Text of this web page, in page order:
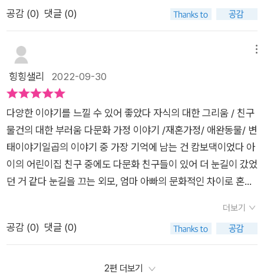
된지 1, 2년 전 쯤이다. 주인공 민우의 자전거에 대한 이야기가 나
새 자전거가 같고 싶었지만 이미 헌 자전거를 타야하는 신세다.
헌자전거지만 뭐든지 뚝딱뚝딱 잘 고치는 아버지 덕분에 성능은
새자전거만큼 좋지만 민우는 그래도 자건거가게에 진열되어있는
멋진 새자전거를 이미 찜 해 놓은 상황이다. 그런데 그 자전거를
글쎄 민우 친구가 떡 허니 타고 오는게 아닌가? 우리 민우..새 자
전거를 탈 수 있을까?나의 초등학교때 모습도 생각나고 우리 아
이들의 마음도 알게 된 것 같다. 야광귀신축구놀이도깨비 이야
기는 정말 언제 들어도 유쾌하고 상상하기 딱 좋다는 생각이 든
다.왜냐면 나쁜사람을 골탕먹이기도 하고 조금은 엉뚱하지만 속
주인공 준모가 정말 아끼는 축구화에 얽힌 이야기 또한 도깨비와
의 일화가 뒤 섞이며 재미를 더해준다.준모는 정말 아끼는 축구화
를 안고 잘 정도로 좋아한다. 그런데 밤에 도깨비가 내 축구화를
탐내다니! 축구화를 가지고 도망간 도깨비를 찾아서 도깨비 나라
도 거들떠 보지 않는 피아노로부터 자신의 모습을 비춰 보게 된
로 이어진 할머니와 유미의 소소한 만남이 매우 포근하게 느껴진
다. 솜사탕의 달콤함이 떠오르는 이 모습이야말로 삶의 소확행이
아닐까. <말랑말랑 자전거>에서는 고장난 것을 버리지 않고
싶은 민우의 간절한 마음이 살포시 와닿는다. 도둑 맞아 망가진
상태로 발견된 기호의 자전거. 이 상황을 대하는 민우의 태도에
기호도 덩달아 힘이 난다. 조금씩 서서히 성장하는 아이들의 모습
을 아주 자릿하다고 표현하고 싶다. 나의 이야기, 너의 이야기
그리고 우리의 이야기에 대한 다양한 생각과 감정을 경험해 볼 수
있는 폭넓은 이 시간. 각양각색의 맛으로 더욱 고조되는 스토리에
서서히 빠져들게 된다. 《고양이 행진곡》으로 여유와 풍요로움이
공감 (0) 댓글 (0)
힝힝샐리 2022-09-30
다양한 이야기를 느낄 수 있어 좋았다 자식의 대한 그리움 / 친구
물건의 대한 부러움 다문화 가정 이야기 /재혼가정/ 애완동물/ 변
태이야기일곱의 이야기 중 가장 기억에 남는 건 캄보댁이었다 아
이의 어린이집 친구 중에도 다문화 친구들이 있어 더 눈길이 갔었
던 거 같다 눈길을 끄는 외모, 엄마 아빠의 문화적인 차이로 혼란
래’로 이름 바꾸기 신청할 거야. 엄마도 참다래처럼 이 땅에서 뿌
리내린 한국 사람으로 살고 싶다고 했거든.”지금도 좋아지고 있
더 빨리 자리 잡았으면 좋겠다 아이들이 좋아 할 만한 이야기가
더보기
공감 (0) 댓글 (0)
2편 더보기